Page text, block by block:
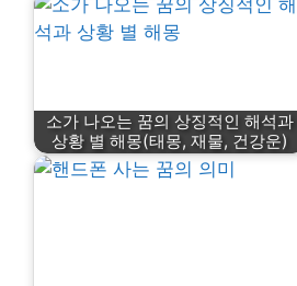
소가 나오는 꿈의 상징적인 해석과
상황 별 해몽(태몽, 재물, 건강운)